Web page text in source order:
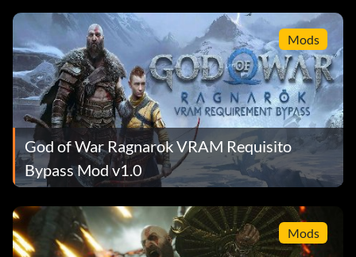
Mods
God of War Ragnarok VRAM Requisito
Bypass Mod v1.0
Mods